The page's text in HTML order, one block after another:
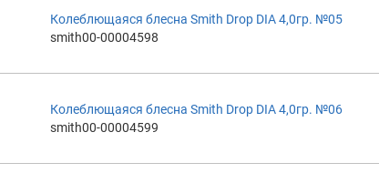
Колеблющаяся блесна Smith Drop DIA 4,0гр. №05
smith00-00004598
Колеблющаяся блесна Smith Drop DIA 4,0гр. №06
smith00-00004599